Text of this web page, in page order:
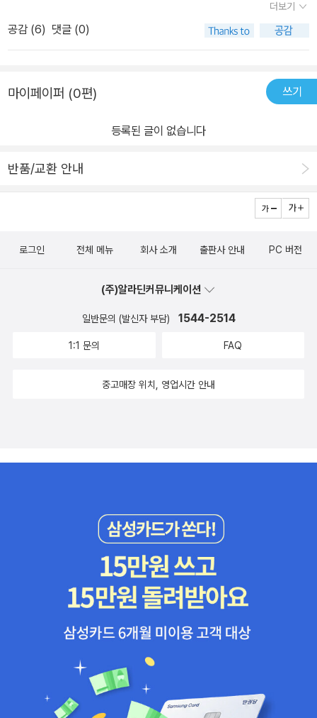
번째 달이 뜨는 날 사람으로 영원히 살아갈 수 있게 된다는 믿지 못할
비밀이 숨어있단다. 드디어 그 날, 봄이는 어렵게 찾은 의류수거함에
들어간다. 거기서 마음에 드는 옷을 찾아입고 사람이 되어 그 옷주인
을 하고 있는 봄이에게 뜻밖의 부탁을 하고 봄이는 그 부탁을 들어주
고양이로 완전히 운명이 바뀌려는 순간, 봄이가 잊고 있었던 소중한
를 마주하게 된다. 반전은 덤이다. 봄이와 태이 이야기 기대 많이 해도
러 장르를 쓰시는 건 알았지만 이렇게 재미있고 따듯하고 감동적인
앉아 있던 길냥이를 보시고 이런 이야기를 창작해 내시다니 새삼 대
린이/ 청소년과 다양한 장르를 종횡무진 누리시니 진짜 존경스럽다.
매번 페이스북에 12가지(?) 이야기가 있다고 자랑하시는데 뻥이 아
어떤 이야기를 들고 오실지 궁금하다. (덧)책을 보고서야 알았다. 겨
할 수 있다는 걸. (덧)33번째 달이면 2년하고 9개월인데 매월 보름달
더보기
공감 (6) 댓글 (0)
마이페이퍼 (0편) 쓰기
등록된 글이 없습니다
반품/교환 안내
로그인 전체 메뉴 회사 소개 출판사 안내 PC 버전
(주)알라딘커뮤니케이션
일반문의 (발신자 부담) 1544-2514
1:1 문의 FAQ
중고매장 위치, 영업시간 안내